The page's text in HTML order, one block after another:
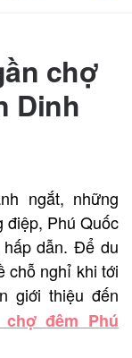
chợ
Dinh
ngắt, những
điệp, Phú Quốc
dẫn. Để du
chỗ nghỉ khi tới
giới thiệu đến
đêm Phú